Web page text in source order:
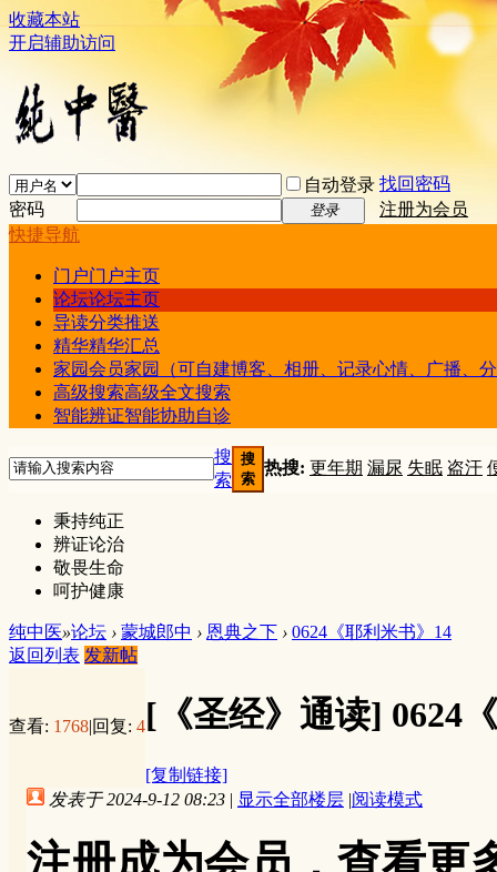
收藏本站
开启辅助访问
自动登录 找回密码
密码
登录
注册为会员
快捷导航
门户门户主页
论坛论坛主页
导读分类推送
精华精华汇总
家园会员家园（可自建博客、相册、记录心情、广播、
高级搜索高级全文搜索
智能辨证智能协助自诊
搜
索
搜
索
热搜: 更年期 漏尿 失眠 盗汗
秉持纯正
辨证论治
敬畏生命
呵护健康
纯中医»论坛 › 蒙城郎中 › 恩典之下 › 0624《耶利米书》14
返回列表 发新帖
查看: 1768|回复: 4[《圣经》通读] 0624
[复制链接]
发表于 2024-9-12 08:23 | 显示全部楼层 |阅读模式